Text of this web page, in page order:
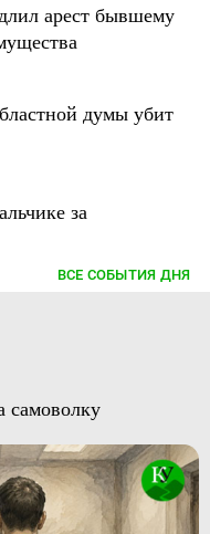
арест бывшему
думы убит
за
ВСЕ СОБЫТИЯ ДНЯ
самоволку